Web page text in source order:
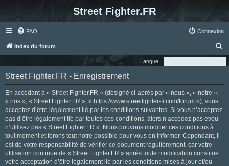
Street Fighter.FR
FAQ Connexion
Index du forum
e
Langue :
Street Fighter.FR - Enregistrement
En accédant à « Street Fighter.FR » (désigné ci-après par « nous », « notre »,
« nos », « Street Fighter.FR », « https://www.streetfighter-fr.com/forum »), vous
acceptez d’être légalement lié par les conditions suivantes. Si vous n’acceptez
pas d’être légalement lié par toutes ces conditions, alors n’accédez pas et/ou
n’utilisez pas « Street Fighter.FR ». Nous pouvons modifier ces conditions à
tout moment et ferons tout notre possible pour vous en informer. Cependant, il
est de votre responsabilité de vérifier ce document régulièrement, car votre
utilisation continue de « Street Fighter.FR » après toute modification constitue
votre acceptation d’être légalement lié par les conditions mises à jour et/ou